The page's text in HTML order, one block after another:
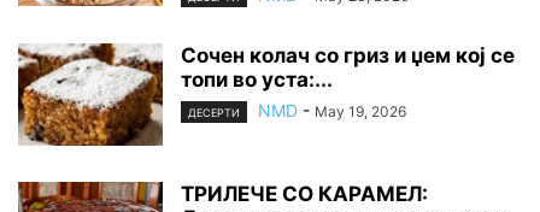
Сочен колач со гриз и џем кој се
топи во уста:...
ДЕСЕРТИ NMD - May 19, 2026
ТРИЛЕЧЕ СО КАРАМЕЛ: